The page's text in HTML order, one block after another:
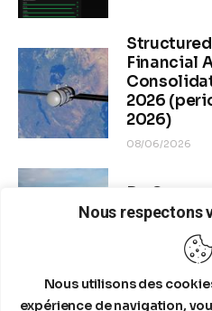
Nous respectons
Nous utilisons des
expérience de navigation,
Financial
2026
2026)
08/06/2026
Dr.
Risk
08/04/2026